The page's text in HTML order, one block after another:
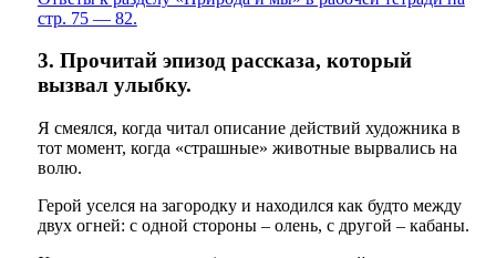
стр. 75 — 82.
3. Прочитай эпизод рассказа, который
вызвал улыбку.
Я смеялся, когда читал описание действий художника в
тот момент, когда «страшные» животные вырвались на
волю.
Герой уселся на загородку и находился как будто между
двух огней: с одной стороны – олень, с другой – кабаны.